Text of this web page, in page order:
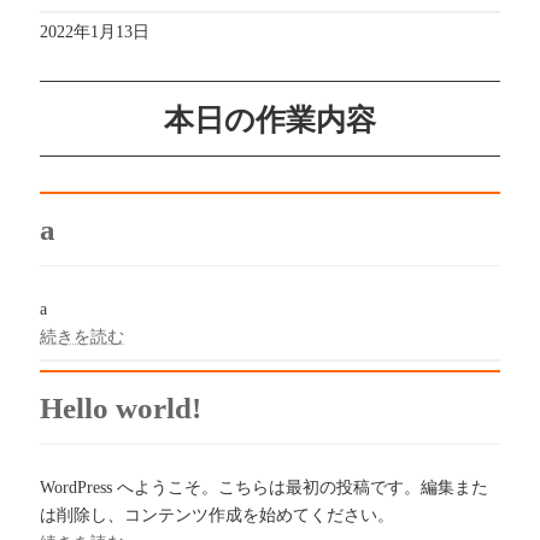
2022年1月13日
本日の作業内容
a
a
続きを読む
Hello world!
WordPress へようこそ。こちらは最初の投稿です。編集また
は削除し、コンテンツ作成を始めてください。